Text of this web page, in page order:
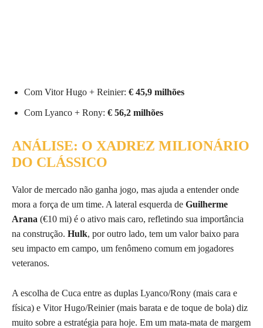
Com Vitor Hugo + Reinier: € 45,9 milhões
Com Lyanco + Rony: € 56,2 milhões
ANÁLISE: O XADREZ MILIONÁRIO
DO CLÁSSICO
Valor de mercado não ganha jogo, mas ajuda a entender onde
mora a força de um time. A lateral esquerda de Guilherme
Arana (€10 mi) é o ativo mais caro, refletindo sua importância
na construção. Hulk, por outro lado, tem um valor baixo para
seu impacto em campo, um fenômeno comum em jogadores
veteranos.
A escolha de Cuca entre as duplas Lyanco/Rony (mais cara e
física) e Vitor Hugo/Reinier (mais barata e de toque de bola) diz
muito sobre a estratégia para hoje. Em um mata-mata de margem